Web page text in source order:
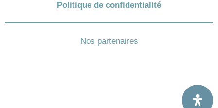
Politique de confidentialité
Nos partenaires